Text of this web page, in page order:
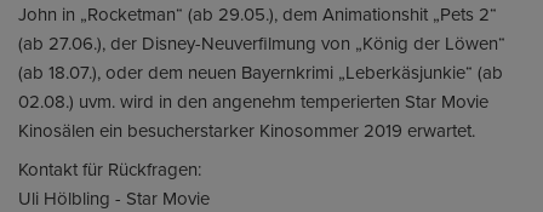
John in „Rocketman“ (ab 29.05.), dem Animationshit „Pets 2“
(ab 27.06.), der Disney-Neuverfilmung von „König der Löwen“
(ab 18.07.), oder dem neuen Bayernkrimi „Leberkäsjunkie“ (ab
02.08.) uvm. wird in den angenehm temperierten Star Movie
Kinosälen ein besucherstarker Kinosommer 2019 erwartet.
Kontakt für Rückfragen:
Uli Hölbling - Star Movie